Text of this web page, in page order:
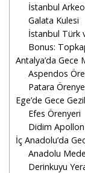
İstanbul
Galata Kulesi
İstanbul Türk
Bonus:
Antalya’da Gece
Aspendos
Patara
Ege’de Gece
Efes Örenyeri
Didim Apollon
İç Anadolu’da
Anadolu
Derinkuyu